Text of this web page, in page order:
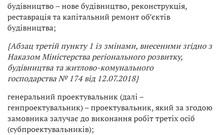
будівництво – нове будівництво, реконструкція,
реставрація та капітальний ремонт об’єктів
будівництва;
{Абзац третій пункту 1 із змінами, внесеними згідно з
Наказом Міністерства регіонального розвитку,
будівництва та житлово-комунального
господарства№ 174 від 12.07.2018}
генеральний проектувальник (далі –
генпроектувальник) – проектувальник, який за згодою
замовника залучає до виконання робіт третіх осіб
(субпроектувальників);